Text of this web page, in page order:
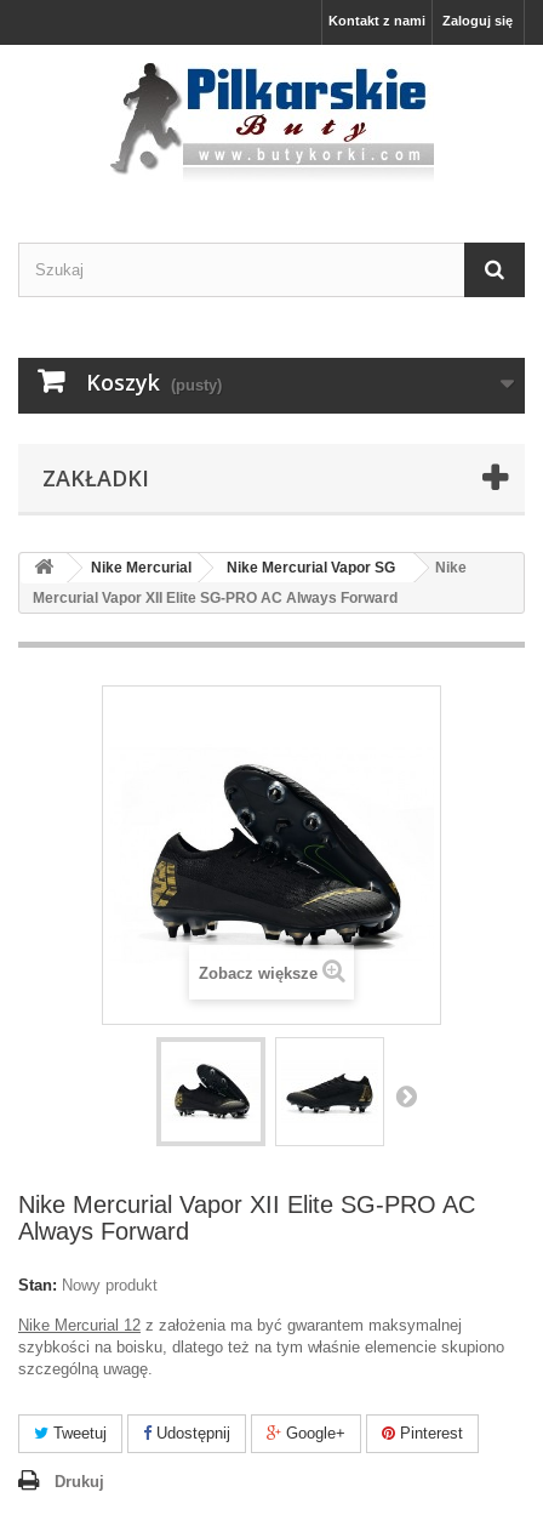
Zaloguj się
Kontakt z nami
Koszyk (pusty)
ZAKŁADKI
Nike Mercurial Nike Mercurial Vapor SG
Nike
Mercurial Vapor XII Elite SG-PRO AC Always Forward
Zobacz większe
Nike Mercurial Vapor XII Elite SG-PRO AC
Always Forward
Stan: Nowy produkt
Nike Mercurial 12 z założenia ma być gwarantem maksymalnej
szybkości na boisku, dlatego też na tym właśnie elemencie skupiono
szczególną uwagę.
Tweetuj Udostępnij Google+ Pinterest
Drukuj